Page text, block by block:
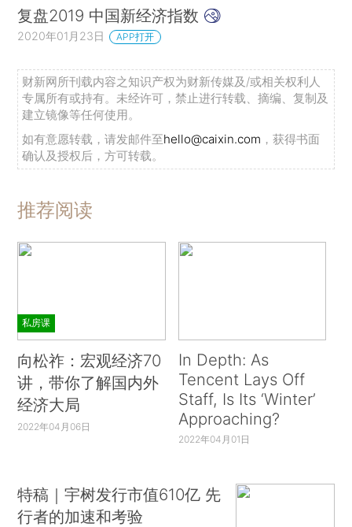
复盘2019 中国新经济指数
2020年01月23日 APP打开
财新网所刊载内容之知识产权为财新传媒及/或相关权利人
专属所有或持有。未经许可，禁止进行转载、摘编、复制及
建立镜像等任何使用。
如有意愿转载，请发邮件至hello@caixin.com ，获得书面
确认及授权后，方可转载。
推荐阅读
私房课
向松祚：宏观经济70
讲，带你了解国内外
经济大局
2022年04月06日
In Depth: As
Tencent Lays Off
Staff, Is Its ‘Winter’
Approaching?
2022年04月01日
特稿｜宇树发行市值610亿 先
行者的加速和考验